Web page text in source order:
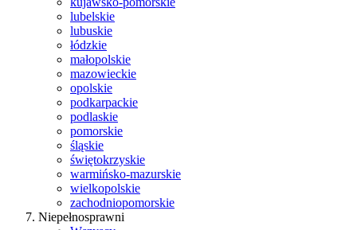
lubelskie
lubuskie
łódzkie
małopolskie
mazowieckie
opolskie
podkarpackie
podlaskie
pomorskie
śląskie
świętokrzyskie
warmińsko-mazurskie
wielkopolskie
zachodniopomorskie
Niepełnosprawni